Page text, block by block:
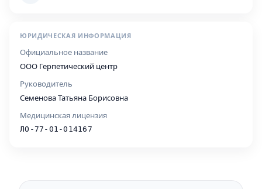
ЮРИДИЧЕСКАЯ ИНФОРМАЦИЯ
Официальное название
ООО Герпетический центр
Руководитель
Семенова Татьяна Борисовна
Медицинская лицензия
ЛО-77-01-014167